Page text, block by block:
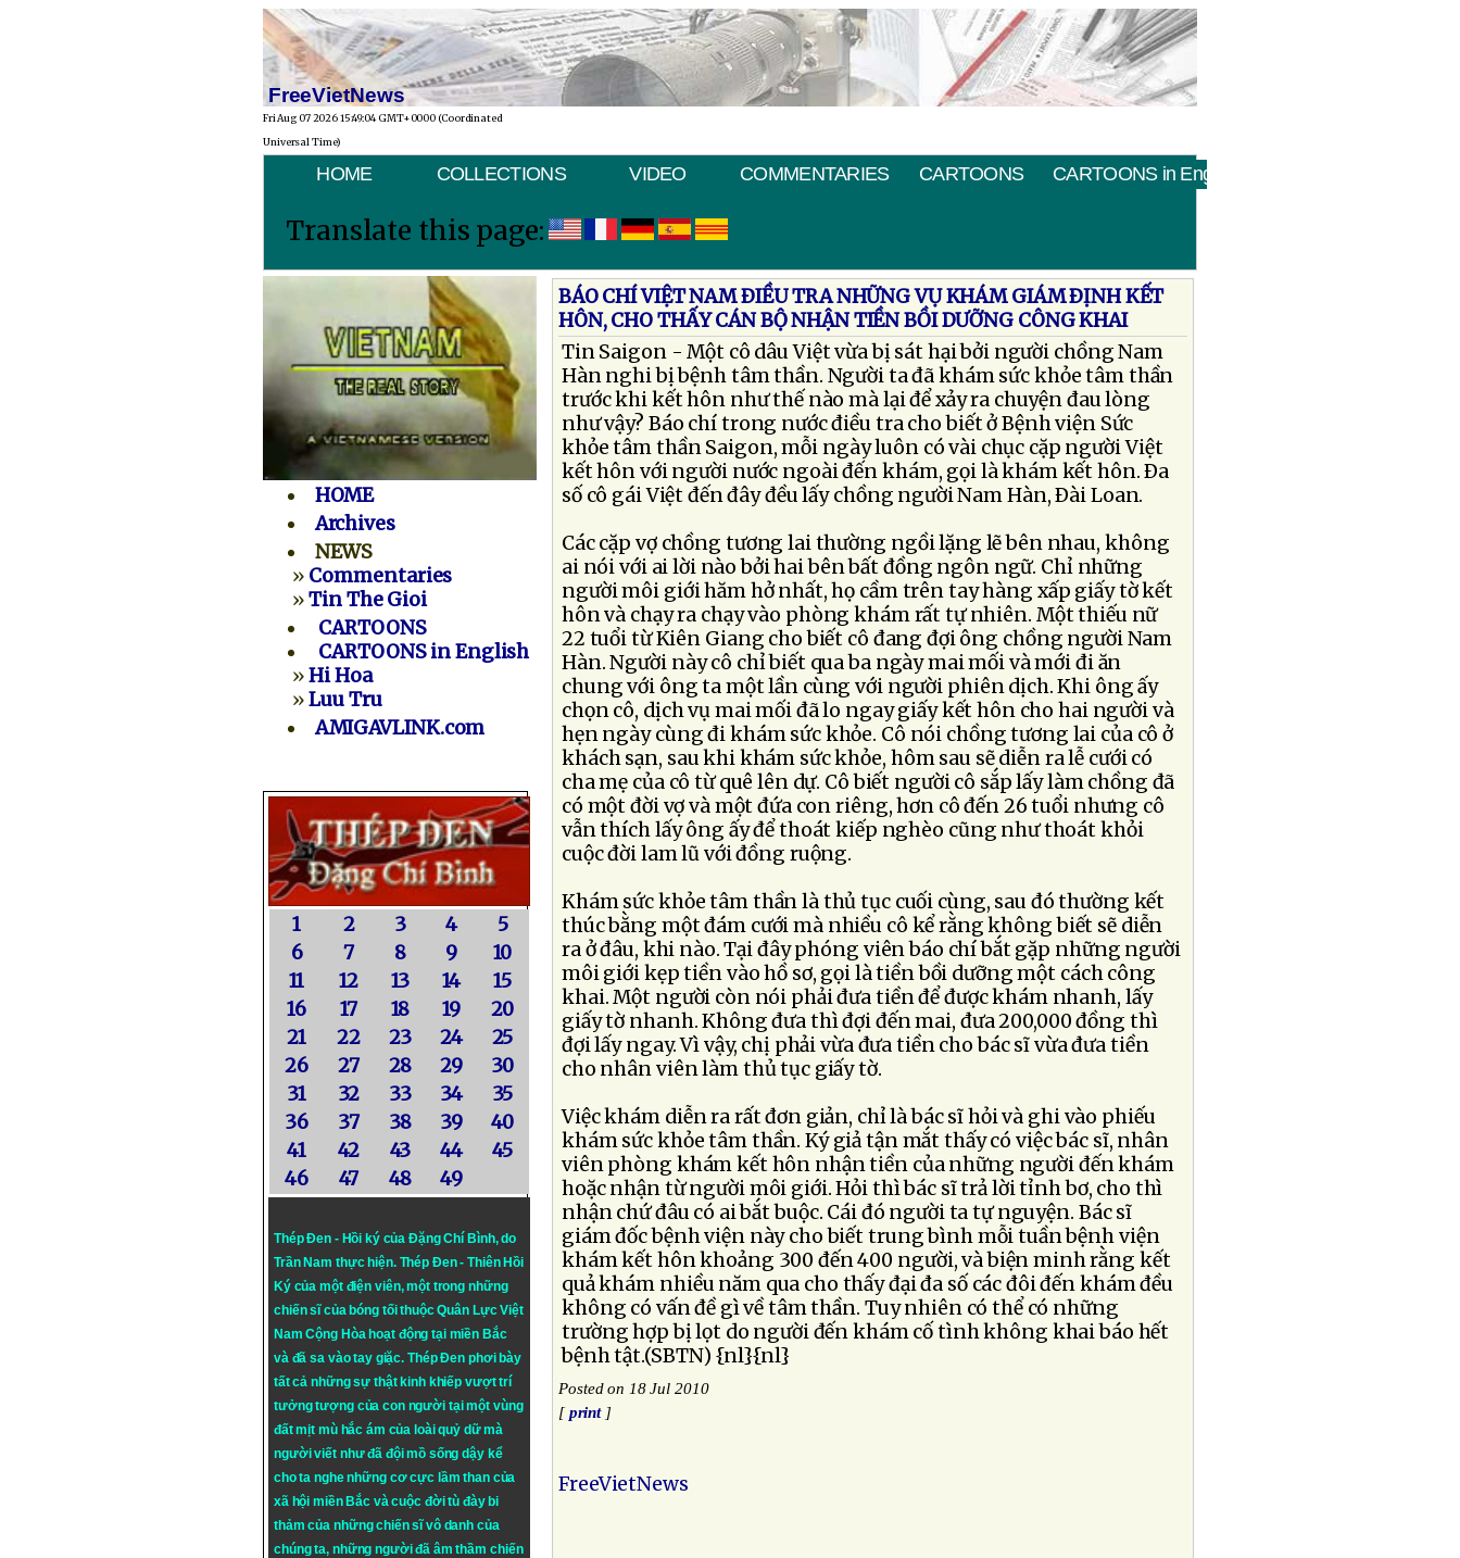
FreeVietNews
Fri Aug 07 2026 15:49:04 GMT+0000 (Coordinated
Universal Time)
HOME COLLECTIONS VIDEO COMMENTARIES CARTOONS CARTOONS in English
Translate this page:
HOME
Archives
NEWS
» Commentaries
»Tin The Gioi
CARTOONS
CARTOONS in English
»Hi Hoa
»Luu Tru
AMIGAVLINK.com
1 2 3 4
5
6
7 8 9
10
11
12 13 14
15
16
17 18 19
20
21
22 23 24
25
26
27 28 29
30
31
32 33 34
35
36
37 38 39
40
41
42 43 44
45
46
47 48 49
Thép Đen - Hồi ký của Đặng Chí Bình, do
Trần Nam thực hiện. Thép Đen- Thiên Hồi
Ký của một điện viên, một trong những
chiến sĩ của bóng tối thuộc Quân Lực Việt
Nam Cộng Hòa hoạt động tại miền Bắc
và đã sa vào tay giặc. Thép Đen phơi bày
tất cả những sự thật kinh khiếp vượt trí
tưởng tượng của con người tại một vùng
đất mịt mù hắc ám của loài quỷ dữ mà
người viết như đã đội mồ sống dậy kể
cho ta nghe những cơ cực lầm than của
xã hội miền Bắc và cuộc đời tù đày bi
thảm của những chiến sĩ vô danh của
chúng ta, những người đã âm thầm chiến
BÁO CHÍ VIỆT NAM ÐIỀU TRA NHỮNG VỤ KHÁM GIÁM ÐỊNH KẾT
HÔN, CHO THẤY CÁN BỘ NHẬN TIỀN BỒI DƯỠNG CÔNG KHAI
Tin Saigon - Một cô dâu Việt vừa bị sát hại bởi người chồng Nam
Hàn nghi bị bệnh tâm thần. Người ta đã khám sức khỏe tâm thần
trước khi kết hôn như thế nào mà lại để xảy ra chuyện đau lòng
như vậy? Báo chí trong nước điều tra cho biết ở Bệnh viện Sức
khỏe tâm thần Saigon, mỗi ngày luôn có vài chục cặp người Việt
kết hôn với người nước ngoài đến khám, gọi là khám kết hôn. Ða
số cô gái Việt đến đây đều lấy chồng người Nam Hàn, Ðài Loan.
Các cặp vợ chồng tương lai thường ngồi lặng lẽ bên nhau, không
ai nói với ai lời nào bởi hai bên bất đồng ngôn ngữ. Chỉ những
người môi giới hăm hở nhất, họ cầm trên tay hàng xấp giấy tờ kết
hôn và chạy ra chạy vào phòng khám rất tự nhiên. Một thiếu nữ
22 tuổi từ Kiên Giang cho biết cô đang đợi ông chồng người Nam
Hàn. Người này cô chỉ biết qua ba ngày mai mối và mới đi ăn
chung với ông ta một lần cùng với người phiên dịch. Khi ông ấy
chọn cô, dịch vụ mai mối đã lo ngay giấy kết hôn cho hai người và
hẹn ngày cùng đi khám sức khỏe. Cô nói chồng tương lai của cô ở
khách sạn, sau khi khám sức khỏe, hôm sau sẽ diễn ra lễ cưới có
cha mẹ của cô từ quê lên dự. Cô biết người cô sắp lấy làm chồng đã
có một đời vợ và một đứa con riêng, hơn cô đến 26 tuổi nhưng cô
vẫn thích lấy ông ấy để thoát kiếp nghèo cũng như thoát khỏi
cuộc đời lam lũ với đồng ruộng.
Khám sức khỏe tâm thần là thủ tục cuối cùng, sau đó thường kết
thúc bằng một đám cưới mà nhiều cô kể rằng không biết sẽ diễn
ra ở đâu, khi nào. Tại đây phóng viên báo chí bắt gặp những người
môi giới kẹp tiền vào hồ sơ, gọi là tiền bồi dưỡng một cách công
khai. Một người còn nói phải đưa tiền để được khám nhanh, lấy
giấy tờ nhanh. Không đưa thì đợi đến mai, đưa 200,000 đồng thì
đợi lấy ngay. Vì vậy, chị phải vừa đưa tiền cho bác sĩ vừa đưa tiền
cho nhân viên làm thủ tục giấy tờ.
Việc khám diễn ra rất đơn giản, chỉ là bác sĩ hỏi và ghi vào phiếu
khám sức khỏe tâm thần. Ký giả tận mắt thấy có việc bác sĩ, nhân
viên phòng khám kết hôn nhận tiền của những người đến khám
hoặc nhận từ người môi giới. Hỏi thì bác sĩ trả lời tỉnh bơ, cho thì
nhận chứ đâu có ai bắt buộc. Cái đó người ta tự nguyện. Bác sĩ
giám đốc bệnh viện này cho biết trung bình mỗi tuần bệnh viện
khám kết hôn khoảng 300 đến 400 người, và biện minh rằng kết
quả khám nhiều năm qua cho thấy đại đa số các đôi đến khám đều
không có vấn đề gì về tâm thần. Tuy nhiên có thể có những
trường hợp bị lọt do người đến khám cố tình không khai báo hết
bệnh tật.(SBTN) {nl}{nl}
Posted on 18 Jul 2010
[print]
FreeVietNews